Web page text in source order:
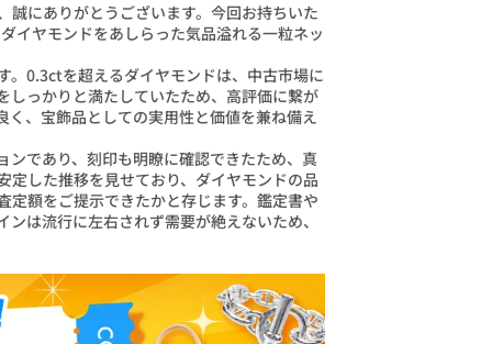
誠にありがとうございます。今回お持ちいた
イヤモンドをあしらった気品溢れる一粒ネッ
。0.3ctを超えるダイヤモンドは、中古市場に
しっかりと満たしていたため、高評価に繋が
、宝飾品としての実用性と価値を兼ね備え
ンであり、刻印も明瞭に確認できたため、真
定した推移を見せており、ダイヤモンドの品
定額をご提示できたかと存じます。鑑定書や
は流行に左右されず需要が絶えないため、